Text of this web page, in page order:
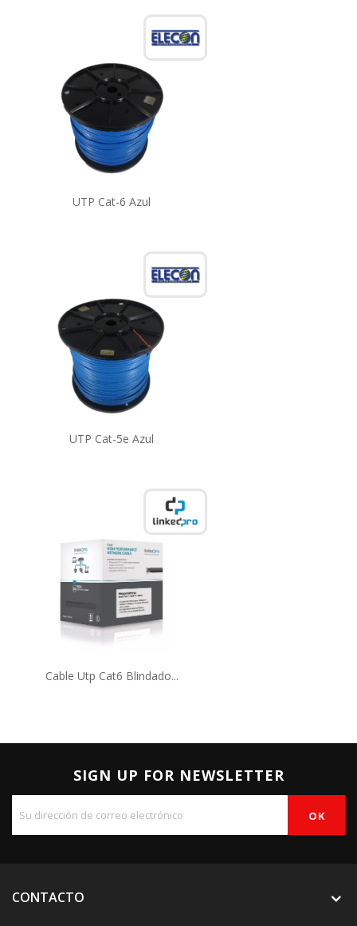
UTP Cat-6 Azul
UTP Cat-5e Azul
Cable Utp Cat6 Blindado...
SIGN UP FOR NEWSLETTER
CONTACTO